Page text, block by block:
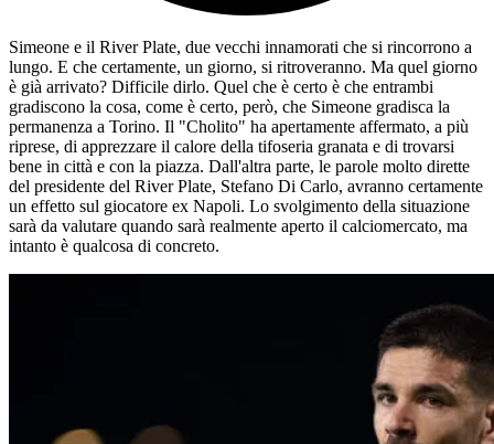
Simeone e il River Plate, due vecchi innamorati che si rincorrono a
lungo. E che certamente, un giorno, si ritroveranno. Ma quel giorno
è già arrivato? Difficile dirlo. Quel che è certo è che entrambi
gradiscono la cosa, come è certo, però, che Simeone gradisca la
permanenza a Torino. Il "Cholito" ha apertamente affermato, a più
riprese, di apprezzare il calore della tifoseria granata e di trovarsi
bene in città e con la piazza. Dall'altra parte, le parole molto dirette
del presidente del River Plate, Stefano Di Carlo, avranno certamente
un effetto sul giocatore ex Napoli. Lo svolgimento della situazione
sarà da valutare quando sarà realmente aperto il calciomercato, ma
intanto è qualcosa di concreto.